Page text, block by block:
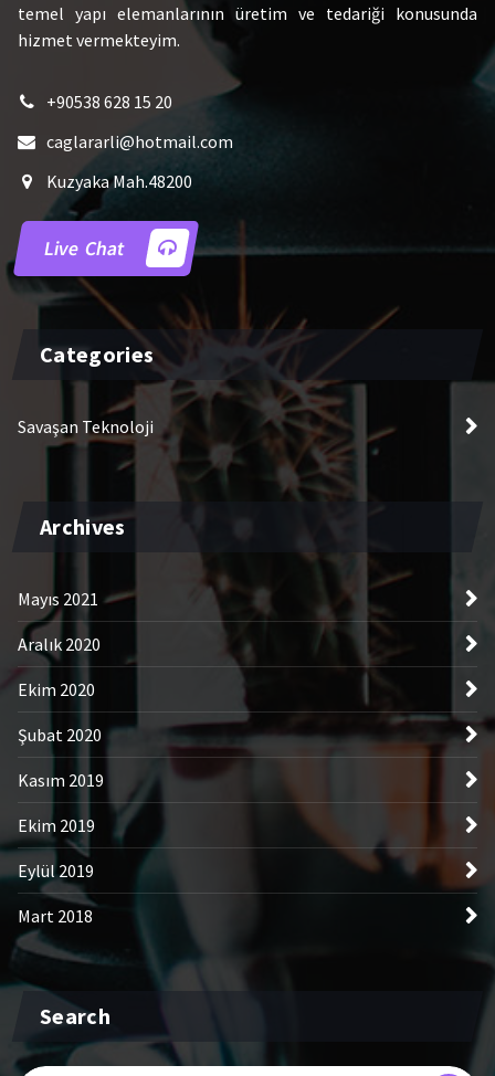
temel yapı elemanlarının üretim ve tedariği konusunda
hizmet vermekteyim.
+90538 628 15 20
caglararli@hotmail.com
Kuzyaka Mah.48200
Live Chat
Categories
Savaşan Teknoloji
Archives
Mayıs 2021
Aralık 2020
Ekim 2020
Şubat 2020
Kasım 2019
Ekim 2019
Eylül 2019
Mart 2018
Search